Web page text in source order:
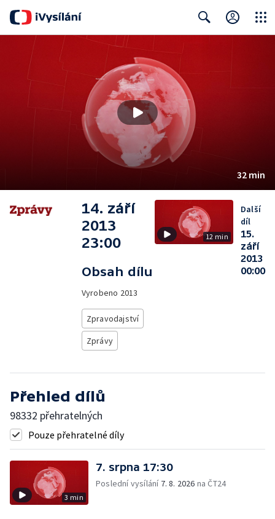
32 min
14. září
2013
23:00
Obsah dílu
Vyrobeno 2013
Zpravodajství
Zprávy
12 min
Další
díl
15.
září
2013
00:00
Přehled dílů
98332 přehratelných
Pouze přehratelné díly
3 min
7. srpna 17:30
Poslední vysílání 7. 8. 2026 na ČT24